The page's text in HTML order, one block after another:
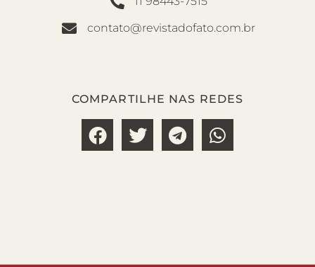
contato@revistadofato.com.br
COMPARTILHE NAS REDES